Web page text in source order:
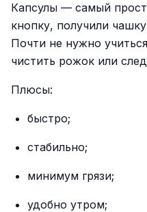
Капсулы — самый
кнопку, получили
Почти не нужно
чистить рожок или
Плюсы:
быстро;
стабильно;
минимум грязи;
удобно утром;